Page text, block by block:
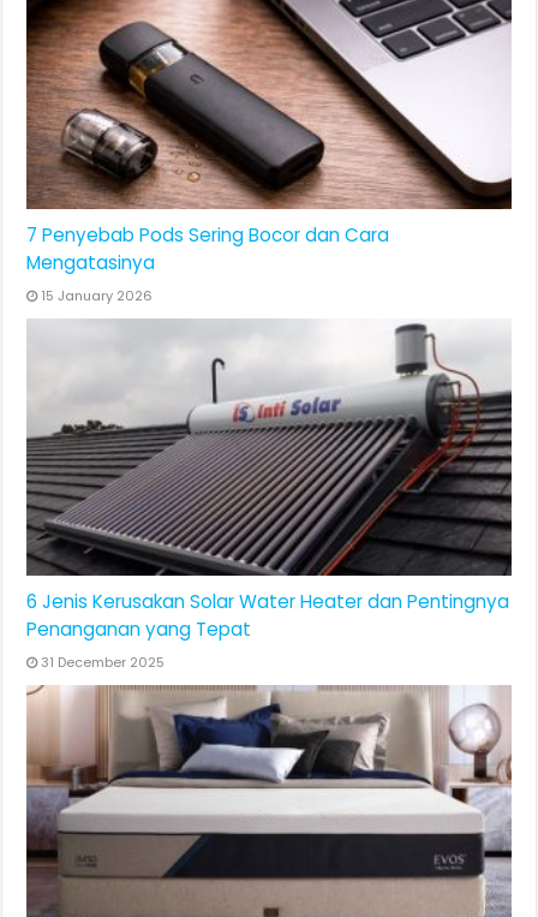
7 Penyebab Pods Sering Bocor dan Cara
Mengatasinya
15 January 2026
6 Jenis Kerusakan Solar Water Heater dan Pentingnya
Penanganan yang Tepat
31 December 2025